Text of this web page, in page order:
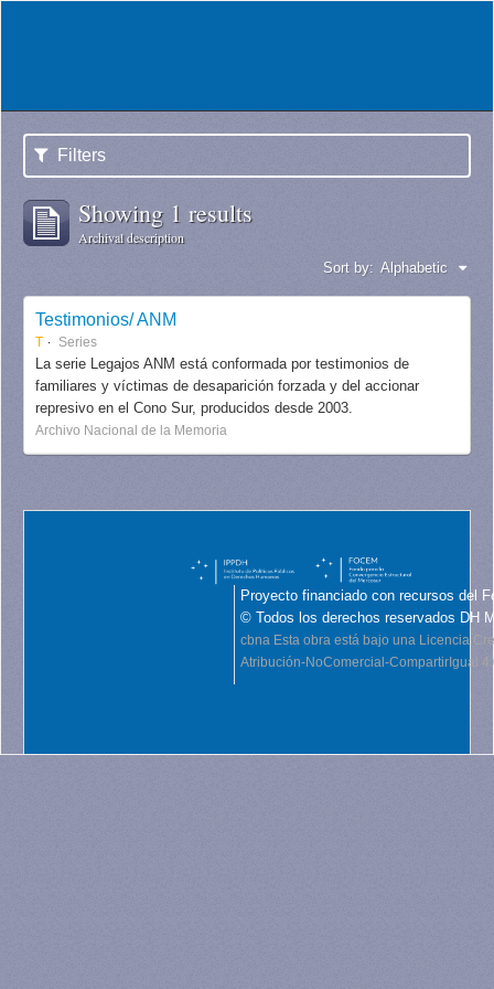
Filters
Showing 1 results
Archival description
Sort by: Alphabetic
Testimonios/ ANM
T Series
La serie Legajos ANM está conformada por testimonios de
familiares y víctimas de desaparición forzada y del accionar
represivo en el Cono Sur, producidos desde 2003.
Archivo Nacional de la Memoria
Proyecto financiado con recursos del
© Todos los derechos reservados DH
cbna Esta obra está bajo una Licencia
Atribución-NoComercial-CompartirIgual